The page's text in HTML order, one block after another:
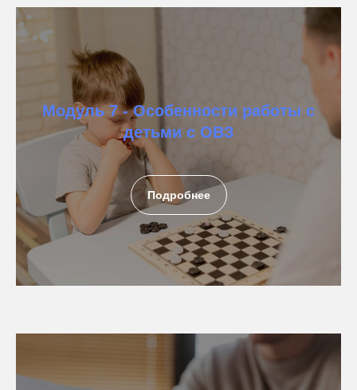
Модуль 7 - Особенности работы с
детьми с ОВЗ
Подробнее